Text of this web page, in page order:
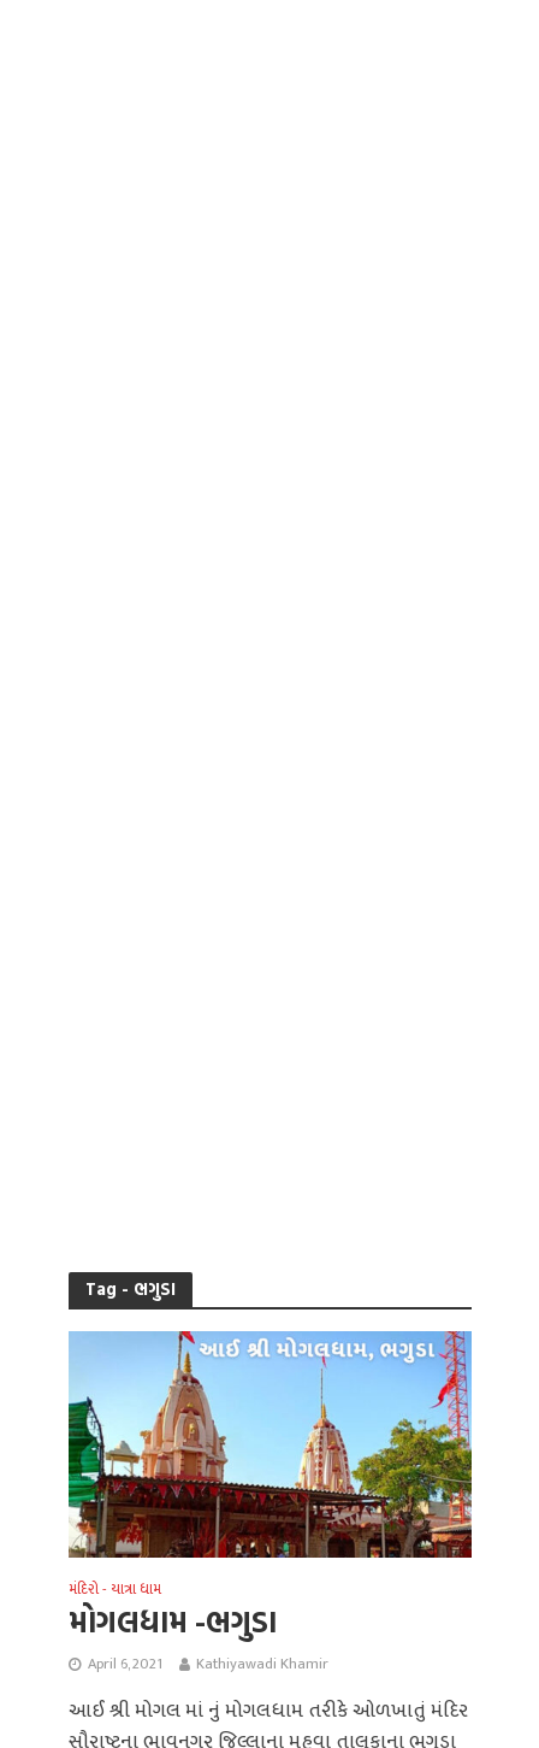
Tag - ભગુડા
મંદિરો - યાત્રા ધામ
મોગલધામ -ભગુડા
April 6, 2021 Kathiyawadi Khamir
આઈ શ્રી મોગલ માં નું મોગલધામ તરીકે ઓળખાતું મંદિર